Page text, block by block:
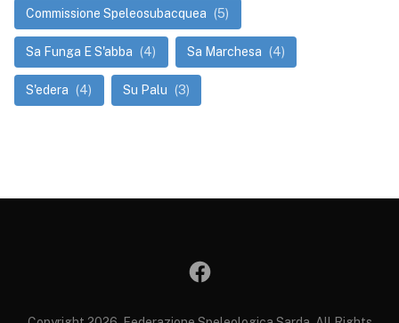
Commissione Speleosubacquea (5)
Sa Funga E S'abba (4) Sa Marchesa (4)
S'edera (4) Su Palu (3)